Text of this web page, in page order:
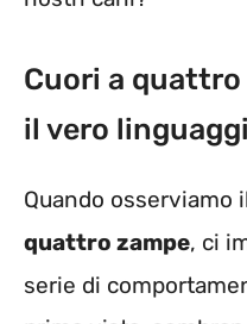
Cuori a
il vero
Quando osserviamo
quattro zampe, ci
serie di